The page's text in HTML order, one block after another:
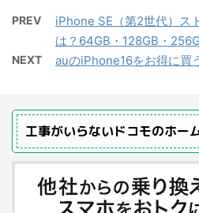
PREV
iPhone SE（第2世代）ス
は？64GB・128GB・
NEXT auのiPhone16をお得に買
工事がいらないドコモのホー